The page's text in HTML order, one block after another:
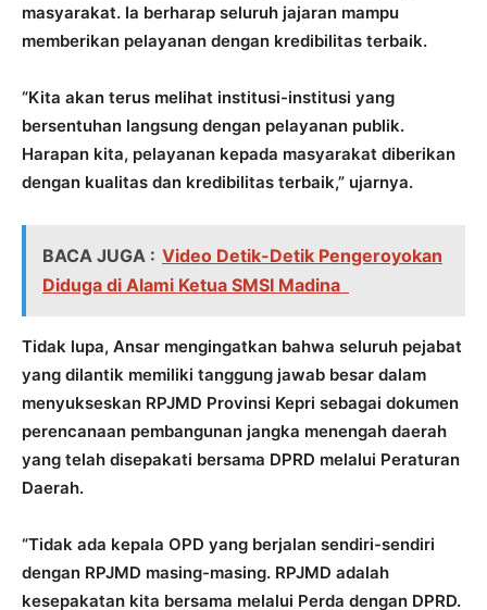
masyarakat. Ia berharap seluruh jajaran mampu
memberikan pelayanan dengan kredibilitas terbaik.
“Kita akan terus melihat institusi-institusi yang
bersentuhan langsung dengan pelayanan publik.
Harapan kita, pelayanan kepada masyarakat diberikan
dengan kualitas dan kredibilitas terbaik,” ujarnya.
BACA JUGA : Video Detik-Detik Pengeroyokan
Diduga di Alami Ketua SMSI Madina
Tidak lupa, Ansar mengingatkan bahwa seluruh pejabat
yang dilantik memiliki tanggung jawab besar dalam
menyukseskan RPJMD Provinsi Kepri sebagai dokumen
perencanaan pembangunan jangka menengah daerah
yang telah disepakati bersama DPRD melalui Peraturan
Daerah.
“Tidak ada kepala OPD yang berjalan sendiri-sendiri
dengan RPJMD masing-masing. RPJMD adalah
kesepakatan kita bersama melalui Perda dengan DPRD.